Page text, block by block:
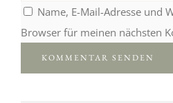
Name, E-Mail-Adresse und
Browser für meinen nächsten